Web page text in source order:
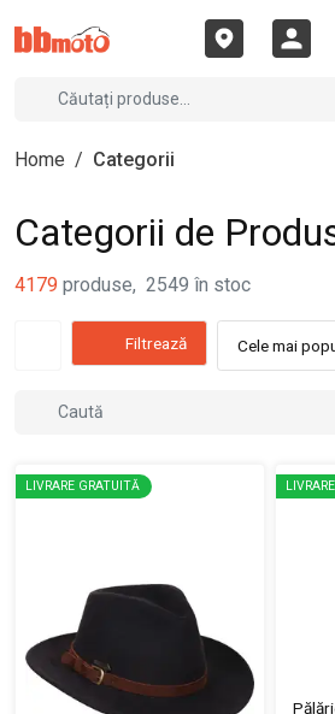
Home / Categorii
Categorii de
4179 produse, 2549 în stoc
Filtrează Cele mai
LIVRARE GRATUITĂ